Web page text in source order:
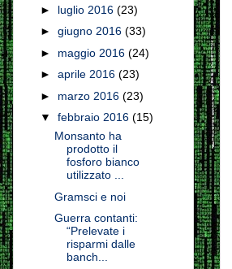
► luglio 2016 (23)
► giugno 2016 (33)
► maggio 2016 (24)
► aprile 2016 (23)
► marzo 2016 (23)
▼ febbraio 2016 (15)
Monsanto ha
prodotto il
fosforo bianco
utilizzato ...
Gramsci e noi
Guerra contanti:
“Prelevate i
risparmi dalle
banch...